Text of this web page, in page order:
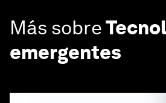
Más sobre
emergentes